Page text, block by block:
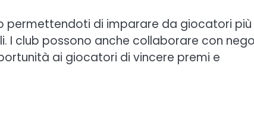
permettendoti di imparare da giocatori più
club possono anche collaborare con
ai giocatori di vincere premi e